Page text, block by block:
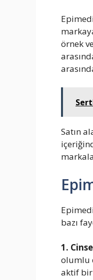
örnek
Satın
bazı
1.
olumlu
aktif bir